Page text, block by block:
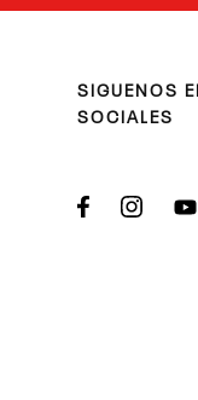
SIGUENOS
SOCIALES